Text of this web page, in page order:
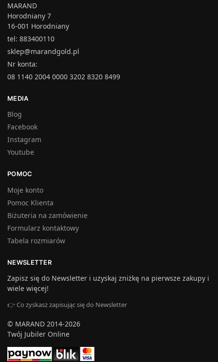
MARAND
Horodniany 7
16-001 Horodniany
tel: 883400110
sklep@marandgold.pl
Nr konta:
08 1140 2004 0000 3202 8320 8499
MEDIA
Blog
Facebook
Instagram
Youtube
POMOC
Moje konto
Pomoc Klienta
Biżuteria na zamówienie
Formularz kontaktowy
Tabela rozmiarów
NEWSLETTER
Zapisz się do Newsletter i uzyskaj zniżkę na pierwsze zakupy i
wiele więcej!
👉 Co zyskasz zapisując się do Newsletter
© MARAND 2014-2026
Twój Jubiler Online